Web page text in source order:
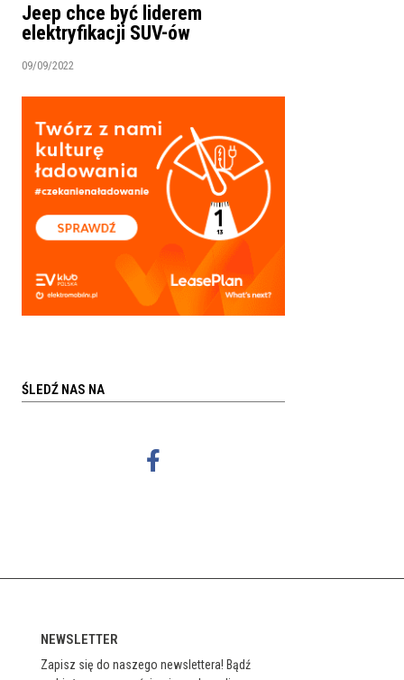
Jeep chce być liderem
elektryfikacji SUV-ów
09/09/2022
ŚLEDŹ NAS NA
NEWSLETTER
Zapisz się do naszego newslettera! Bądź